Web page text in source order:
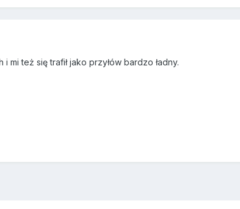
i mi też się trafił jako przyłów bardzo ładny.